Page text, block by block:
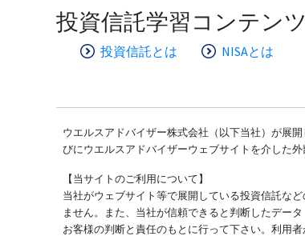
投資信託学習コンテンツ
投資信託とは NISAとは
ウエルスアドバイザー株式会社（以下当社）が展
びにウエルスアドバイザーウェブサイトを介した
【当サイトのご利用について】
当社がウェブサイト等で展開している投資信託な
ません。また、当社が信頼できると判断したデー
お客様の判断と責任のもとに行って下さい。利用